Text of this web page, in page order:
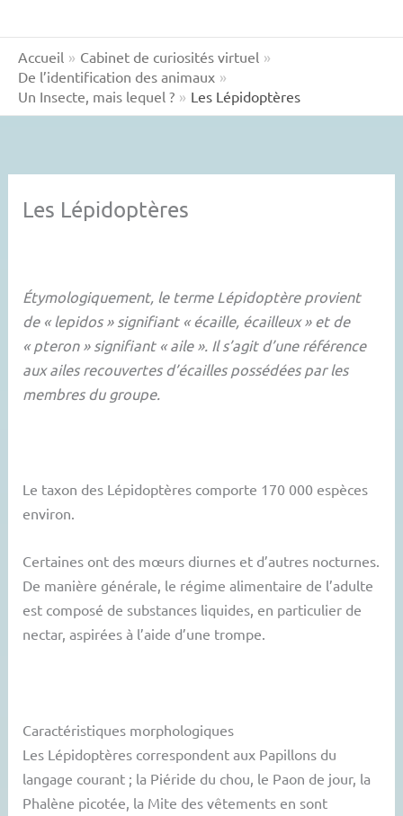
Accueil
Cabinet de curiosités virtuel
De l’identification des animaux
Un Insecte, mais lequel ?
Les Lépidoptères
Les Lépidoptères
Étymologiquement, le terme Lépidoptère provient
de « lepidos » signifiant « écaille, écailleux » et de
« pteron » signifiant « aile ». Il s’agit d’une référence
aux ailes recouvertes d’écailles possédées par les
membres du groupe.
Le taxon des Lépidoptères comporte 170 000 espèces
environ.
Certaines ont des mœurs diurnes et d’autres nocturnes.
De manière générale, le régime alimentaire de l’adulte
est composé de substances liquides, en particulier de
nectar, aspirées à l’aide d’une trompe.
Caractéristiques morphologiques
Les Lépidoptères correspondent aux Papillons du
langage courant ; la Piéride du chou, le Paon de jour, la
Phalène picotée, la Mite des vêtements en sont